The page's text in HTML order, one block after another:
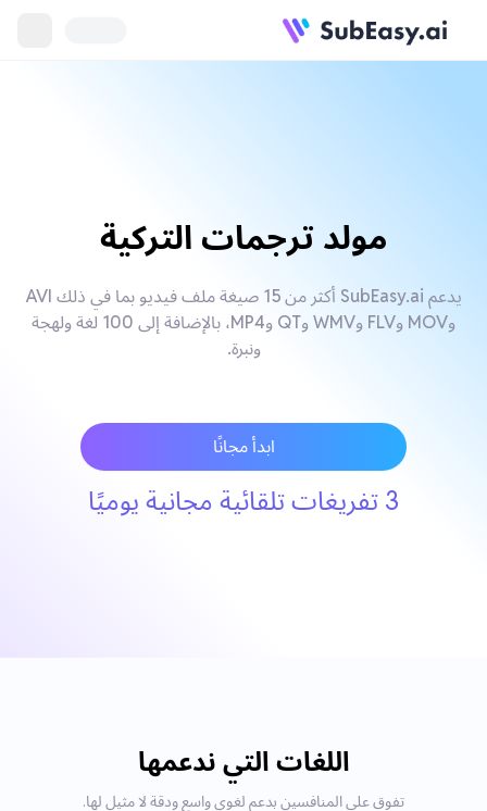
مولد ترجمات التركية
يدعم SubEasy.ai أكثر من 15 صيغة ملف فيديو بما في ذلك AVI
وMOV وFLV وWMV وQT وMP4، بالإضافة إلى 100 لغة ولهجة
ونبرة.
ابدأ مجانًا
3 تفريغات تلقائية مجانية يوميًا
اللغات التي ندعمها
تفوق على المنافسين بدعم لغوي واسع ودقة لا مثيل لها.